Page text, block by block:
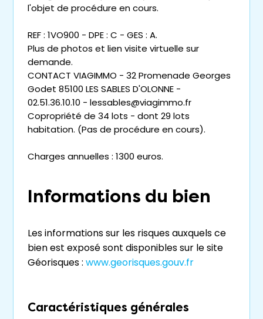
l'objet de procédure en cours.
REF : 1VO900 - DPE : C - GES : A.
Plus de photos et lien visite virtuelle sur
demande.
CONTACT VIAGIMMO - 32 Promenade Georges
Godet 85100 LES SABLES D'OLONNE -
02.51.36.10.10 - lessables@viagimmo.fr
Copropriété de 34 lots - dont 29 lots
habitation. (Pas de procédure en cours).
Charges annuelles : 1300 euros.
Informations du bien
Les informations sur les risques auxquels ce
bien est exposé sont disponibles sur le site
Géorisques : www.georisques.gouv.fr
Caractéristiques générales